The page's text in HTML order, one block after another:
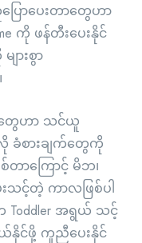
ောပေးတာတွေဟာ
ကို ဖန်တီးပေးနိုင်
ားစွာ
ေဟာ သင်ယူ
စားချက်တွေကို
ာကြောင့် မိဘ၊
သင့်တဲ့ ကာလဖြစ်ပါ
အရွယ် သင့်
င်ဖို့ ကူညီပေးနိုင်